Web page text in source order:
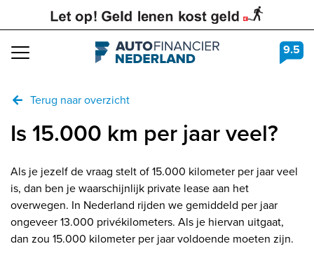
Navigation 9.5
Terug naar overzicht
Is 15.000 km per jaar veel?
Als je jezelf de vraag stelt of 15.000 kilometer per jaar veel
is, dan ben je waarschijnlijk private lease aan het
overwegen. In Nederland rijden we gemiddeld per jaar
ongeveer 13.000 privékilometers. Als je hiervan uitgaat,
dan zou 15.000 kilometer per jaar voldoende moeten zijn.